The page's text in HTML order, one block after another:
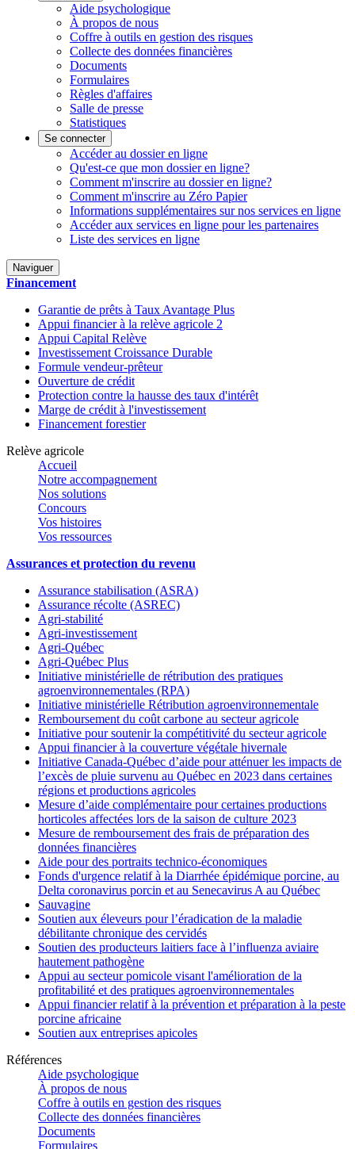
Aide psychologique
À propos de nous
Coffre à outils en gestion des risques
Collecte des données financières
Documents
Formulaires
Règles d'affaires
Salle de presse
Statistiques
Se connecter
Accéder au dossier en ligne
Qu'est-ce que mon dossier en ligne?
Comment m'inscrire au dossier en ligne?
Comment m'inscrire au Zéro Papier
Informations supplémentaires sur nos services en ligne
Accéder aux services en ligne pour les partenaires
Liste des services en ligne
Naviguer
Financement
Garantie de prêts à Taux Avantage Plus
Appui financier à la relève agricole 2
Appui Capital Relève
Investissement Croissance Durable
Formule vendeur-prêteur
Ouverture de crédit
Protection contre la hausse des taux d'intérêt
Marge de crédit à l'investissement
Financement forestier
Relève agricole
Accueil
Notre accompagnement
Nos solutions
Concours
Vos histoires
Vos ressources
Assurances et protection du revenu
Assurance stabilisation (ASRA)
Assurance récolte (ASREC)
Agri-stabilité
Agri-investissement
Agri-Québec
Agri-Québec Plus
Initiative ministérielle de rétribution des pratiques
agroenvironnementales (RPA)
Initiative ministérielle Rétribution agroenvironnementale
Remboursement du coût carbone au secteur agricole
Initiative pour soutenir la compétitivité du secteur agricole
Appui financier à la couverture végétale hivernale
Initiative Canada-Québec d’aide pour atténuer les impacts de
l’excès de pluie survenu au Québec en 2023 dans certaines
régions et productions agricoles
Mesure d’aide complémentaire pour certaines productions
horticoles affectées lors de la saison de culture 2023
Mesure de remboursement des frais de préparation des
données financières
Aide pour des portraits technico-économiques
Fonds d'urgence relatif à la Diarrhée épidémique porcine, au
Delta coronavirus porcin et au Senecavirus A au Québec
Sauvagine
Soutien aux éleveurs pour l’éradication de la maladie
débilitante chronique des cervidés
Soutien des producteurs laitiers face à l’influenza aviaire
hautement pathogène
Appui au secteur pomicole visant l'amélioration de la
profitabilité et des pratiques agroenvironnementales
Appui financier relatif à la prévention et préparation à la peste
porcine africaine
Soutien aux entreprises apicoles
Références
Aide psychologique
À propos de nous
Coffre à outils en gestion des risques
Collecte des données financières
Documents
Formulaires